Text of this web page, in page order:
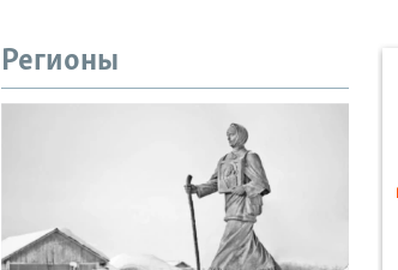
Регионы